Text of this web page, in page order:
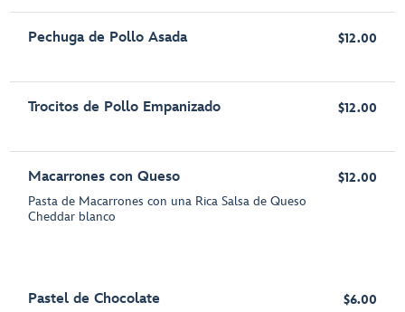
Pechuga de Pollo Asada $12.00
Trocitos de Pollo Empanizado $12.00
Macarrones con Queso
Pasta de Macarrones con una Rica Salsa de Queso
Cheddar blanco
$12.00
Pastel de Chocolate $6.00